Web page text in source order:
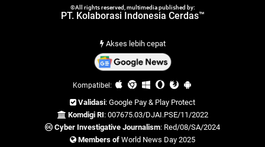
©All rights reserved, multimedia published by:
PT. Kolaborasi Indonesia Cerdas™
Akses lebih cepat
Kompatibel:
Validasi: Google Pay & Play Protect
Komdigi RI: 007675.03/DJAI.PSE/11/2022
Cyber Investigative Journalism: Red/08/SA/2024
Members of World News Day 2025